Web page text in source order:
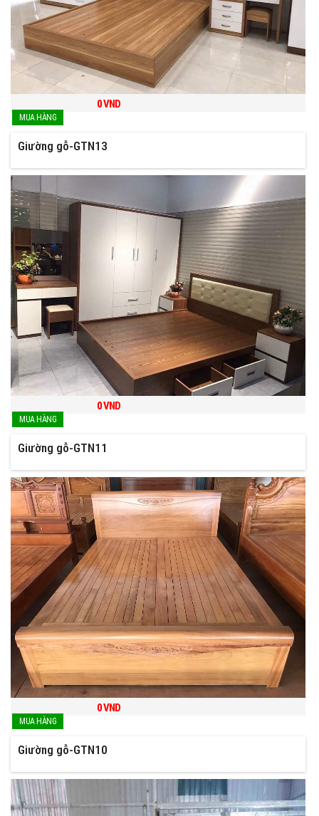
0VND
Giường gỗ-GTN13
0VND
Giường gỗ-GTN11
0VND
Giường gỗ-GTN10